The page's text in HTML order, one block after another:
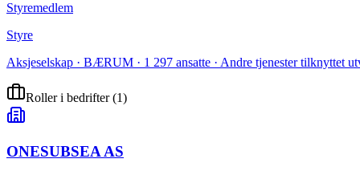
Styremedlem
Styre
Aksjeselskap · BÆRUM · 1 297 ansatte · Andre tjenester tilknyttet
Roller i bedrifter(1)
ONESUBSEA AS